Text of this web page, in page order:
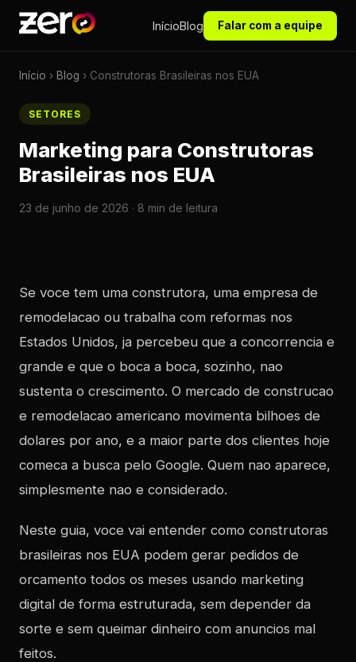
InícioBlog Falar com a equipe
Início › Blog › Construtoras Brasileiras nos EUA
SETORES
Marketing para Construtoras
Brasileiras nos EUA
23 de junho de 2026 · 8 min de leitura
Se voce tem uma construtora, uma empresa de
remodelacao ou trabalha com reformas nos
Estados Unidos, ja percebeu que a concorrencia e
grande e que o boca a boca, sozinho, nao
sustenta o crescimento. O mercado de construcao
e remodelacao americano movimenta bilhoes de
dolares por ano, e a maior parte dos clientes hoje
comeca a busca pelo Google. Quem nao aparece,
simplesmente nao e considerado.
Neste guia, voce vai entender como construtoras
brasileiras nos EUA podem gerar pedidos de
orcamento todos os meses usando marketing
digital de forma estruturada, sem depender da
sorte e sem queimar dinheiro com anuncios mal
feitos.